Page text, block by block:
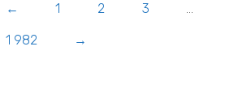
← 1 2 3 …
1 982 →